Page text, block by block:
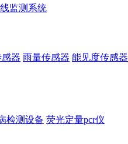
监测系统
器 雨量传感器 能见度传感器
检测设备 荧光定量pcr仪